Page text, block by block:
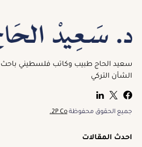
سعيد الحاج طبيب وكاتب فلسطيني
الشأن التركي
جميع الحقوق محفوظة 2P Co.
احدث المقالات